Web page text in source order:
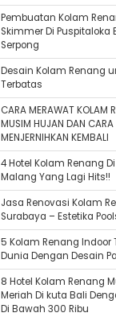
Pembuatan Kolam
Skimmer Di Puspitaloka
Serpong
Desain Kolam Renang
Terbatas
CARA MERAWAT KOLAM
MUSIM HUJAN DAN CARA
MENJERNIHKAN KEMBALI
4 Hotel Kolam Renang
Malang Yang Lagi Hits!!
Jasa Renovasi Kolam
Surabaya – Estetika
5 Kolam Renang Indoor
Dunia Dengan Desain
8 Hotel Kolam Renang
Meriah Di kuta Bali
Di Bawah 300 Ribu